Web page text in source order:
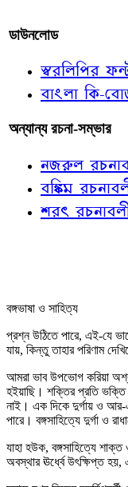
ডাউনলোড
স্বরলিপির
বাংলা কি-
অন্যান্য রচনা-সম্ভার
নজরুল
বঙ্কিম
শরৎ
বঙ্গভাষা ও সাহিত্য
প্রশ্ন উঠিতে পারে, এই-যে
যায়, কিন্তু তাহার পরিণাম
আমরা ভাব উপভোগ করিয়া
হইয়াছি। শক্তির প্রতি ভক্তি
নাই। এক দিকে দুর্গায় ও আর-
পারে। বঙ্গসাহিত্যে দুর্গা ও
যাহা হউক, বঙ্গসাহিত্যে
অবস্থার ঊর্ধ্বে উৎক্ষিপ্ত